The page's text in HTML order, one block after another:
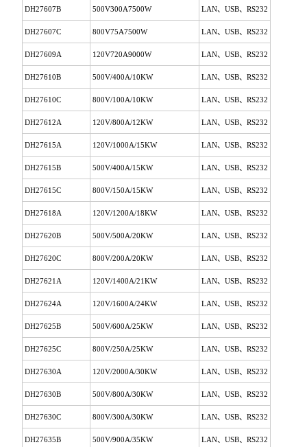
DH27607B 500V300A7500W LAN、USB、RS232
DH27607C 800V75A7500W LAN、USB、RS232
DH27609A 120V720A9000W LAN、USB、RS232
DH27610B 500V/400A/10KW LAN、USB、RS232
DH27610C 800V/100A/10KW LAN、USB、RS232
DH27612A 120V/800A/12KW LAN、USB、RS232
DH27615A 120V/1000A/15KW LAN、USB、RS232
DH27615B 500V/400A/15KW LAN、USB、RS232
DH27615C 800V/150A/15KW LAN、USB、RS232
DH27618A 120V/1200A/18KW LAN、USB、RS232
DH27620B 500V/500A/20KW LAN、USB、RS232
DH27620C 800V/200A/20KW LAN、USB、RS232
DH27621A 120V/1400A/21KW LAN、USB、RS232
DH27624A 120V/1600A/24KW LAN、USB、RS232
DH27625B 500V/600A/25KW LAN、USB、RS232
DH27625C 800V/250A/25KW LAN、USB、RS232
DH27630A 120V/2000A/30KW LAN、USB、RS232
DH27630B 500V/800A/30KW LAN、USB、RS232
DH27630C 800V/300A/30KW LAN、USB、RS232
DH27635B 500V/900A/35KW LAN、USB、RS232